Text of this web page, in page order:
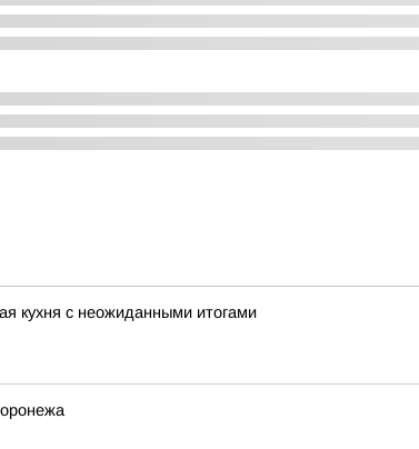
кухня с неожиданными итогами